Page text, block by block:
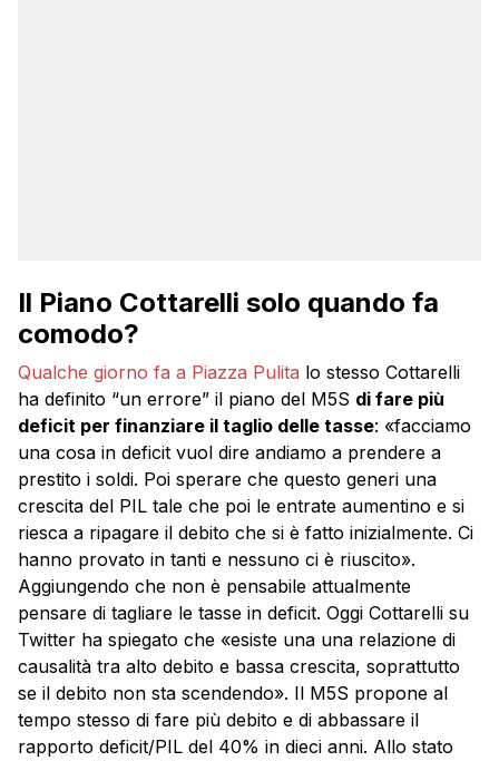
Il Piano Cottarelli solo quando fa
comodo?
Qualche giorno fa a Piazza Pulita lo stesso Cottarelli
ha definito “un errore” il piano del M5S di fare più
deficit per finanziare il taglio delle tasse: «facciamo
una cosa in deficit vuol dire andiamo a prendere a
prestito i soldi. Poi sperare che questo generi una
crescita del PIL tale che poi le entrate aumentino e si
riesca a ripagare il debito che si è fatto inizialmente. Ci
hanno provato in tanti e nessuno ci è riuscito».
Aggiungendo che non è pensabile attualmente
pensare di tagliare le tasse in deficit. Oggi Cottarelli su
Twitter ha spiegato che «esiste una una relazione di
causalità tra alto debito e bassa crescita, soprattutto
se il debito non sta scendendo». Il M5S propone al
tempo stesso di fare più debito e di abbassare il
rapporto deficit/PIL del 40% in dieci anni. Allo stato